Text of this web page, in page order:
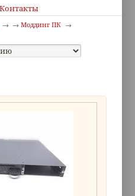
Контакты
Моддинг ПК